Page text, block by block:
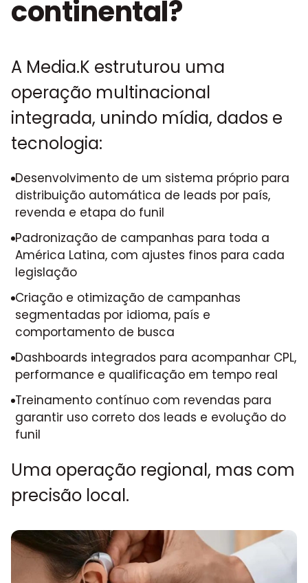
continental?
A Media.K estruturou uma
operação multinacional
integrada, unindo mídia, dados e
tecnologia:
Desenvolvimento de um sistema próprio para
distribuição automática de leads por país,
revenda e etapa do funil
Padronização de campanhas para toda a
América Latina, com ajustes finos para cada
legislação
Criação e otimização de campanhas
segmentadas por idioma, país e
comportamento de busca
Dashboards integrados para acompanhar CPL,
performance e qualificação em tempo real
Treinamento contínuo com revendas para
garantir uso correto dos leads e evolução do
funil
Uma operação regional, mas com
precisão local.